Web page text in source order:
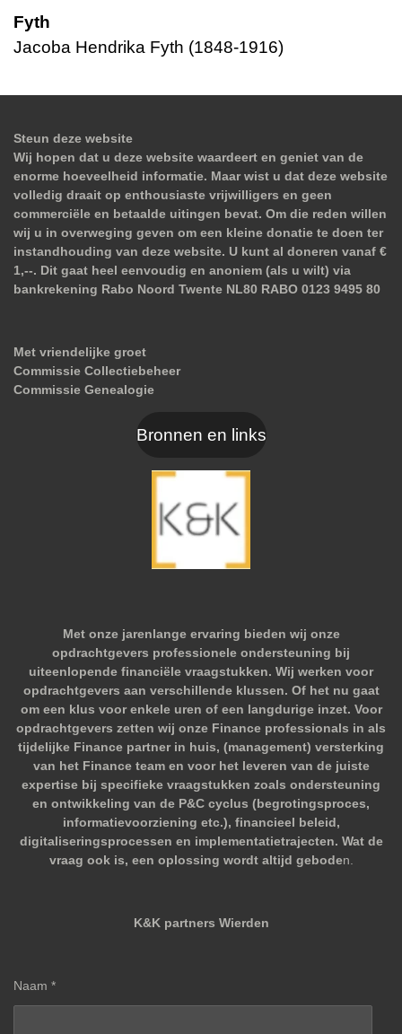
Fyth
Jacoba Hendrika Fyth (1848-1916)
Steun deze website
Wij hopen dat u deze website waardeert en geniet van de
enorme hoeveelheid informatie. Maar wist u dat deze website
volledig draait op enthousiaste vrijwilligers en geen
commerciële en betaalde uitingen bevat. Om die reden willen
wij u in overweging geven om een kleine donatie te doen ter
instandhouding van deze website. U kunt al doneren vanaf €
1,--. Dit gaat heel eenvoudig en anoniem (als u wilt) via
bankrekening Rabo Noord Twente NL80 RABO 0123 9495 80
Met vriendelijke groet
Commissie Collectiebeheer
Commissie Genealogie
Bronnen en links
Met onze jarenlange ervaring bieden wij onze
opdrachtgevers professionele ondersteuning bij
uiteenlopende financiële vraagstukken. Wij werken voor
opdrachtgevers aan verschillende klussen. Of het nu gaat
om een klus voor enkele uren of een langdurige inzet. Voor
opdrachtgevers zetten wij onze Finance professionals in als
tijdelijke Finance partner in huis, (management) versterking
van het Finance team en voor het leveren van de juiste
expertise bij specifieke vraagstukken zoals ondersteuning
en ontwikkeling van de P&C cyclus (begrotingsproces,
informatievoorziening etc.), financieel beleid,
digitaliseringsprocessen en implementatietrajecten. Wat de
vraag ook is, een oplossing wordt altijd geboden.
K&K partners Wierden
Naam *